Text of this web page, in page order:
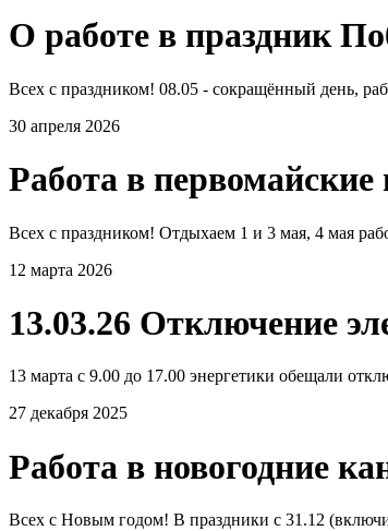
О работе в праздник
Всех с праздником! 08.05 - сокращённый день,
30 апреля 2026
Работа в первомайские
Всех с праздником! Отдыхаем 1 и 3 мая, 4 мая
12 марта 2026
13.03.26 Отключение
13 марта с 9.00 до 17.00 энергетики обещали
27 декабря 2025
Работа в новогодние
Всех с Новым годом! В праздники с 31.12